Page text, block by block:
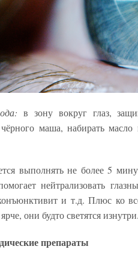
в зону вокруг глаз,
чёрного маша, набирать
выполнять не более 5
нейтрализовать
и т.д. Плюс ко
они будто светятся изнутри.
препараты